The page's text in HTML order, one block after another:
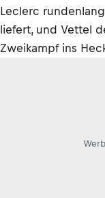
Leclerc
liefert, und Vettel
Zweikampf ins